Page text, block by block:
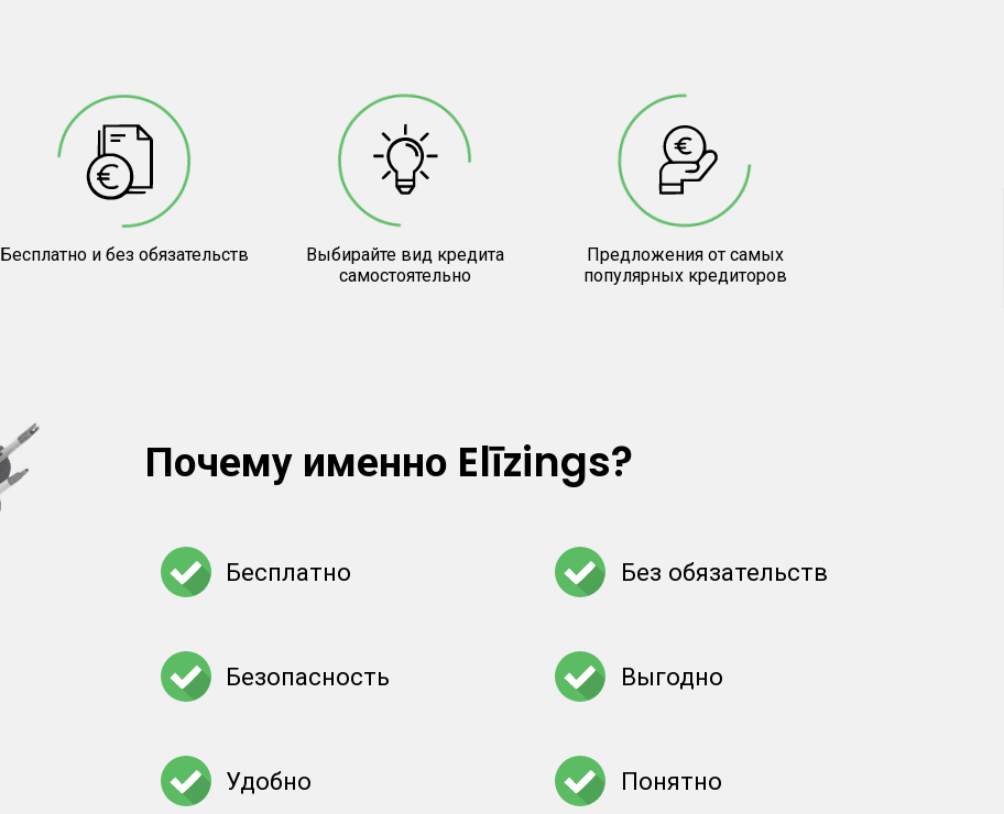
Бесплатно и без обязательств
Выбирайте вид кредита
самостоятельно
Предложения от самых
популярных кредиторов
Почему именно Elīzings?
Бесплатно Без обязательств
Безопасность Выгодно
Удобно Понятно